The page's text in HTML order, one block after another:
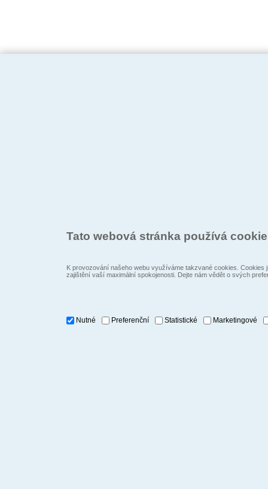
Tato webová stránka používá
K provozování našeho webu využíváme takzvané cookies.
zajištění vaší maximální spokojenosti. Dejte nám vědět o svých
Nutné Preferenční Statistické Marketingové